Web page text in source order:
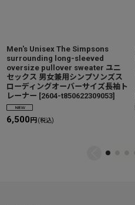
Men's Unisex The Simpsons
surrounding long-sleeved
oversize pullover sweater ユニ
セックス 男女兼用シンプソンズス
ローディングオーバーサイズ長袖ト
レーナー [2604-t850622309053]
6,500 円 (税込)